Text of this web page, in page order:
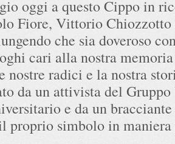
oggi a questo Cippo in
Fiore, Vittorio Chiozzotto
che sia doveroso
cari alla nostra
nostre radici e la nostra
da un attivista del Gruppo
e da un
proprio simbolo in maniera